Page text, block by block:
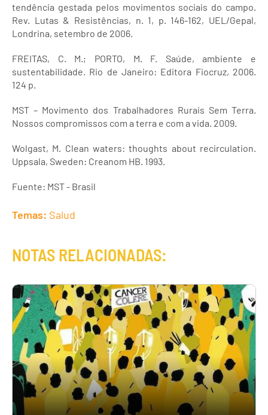
tendência gestada pelos movimentos sociais do campo.
Rev. Lutas & Resistências, n. 1, p. 146-162, UEL/Gepal,
Londrina, setembro de 2006.
FREITAS, C. M.; PORTO, M. F. Saúde, ambiente e
sustentabilidade. Rio de Janeiro: Editora Fiocruz, 2006.
124 p.
MST – Movimento dos Trabalhadores Rurais Sem Terra.
Nossos compromissos com a terra e com a vida. 2009.
Wolgast, M. Clean waters: thoughts about recirculation.
Uppsala, Sweden: Creanom HB. 1993.
Fuente: MST - Brasil
Temas: Salud
NOTAS RELACIONADAS: